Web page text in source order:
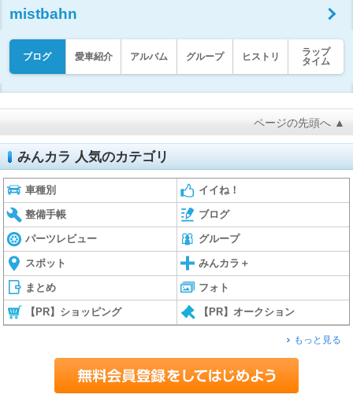
mistbahn
ブログ 愛車紹介 アルバム グループ ヒストリ
ラップ
タイム
ページの先頭へ ▲
みんカラ 人気のカテゴリ
車種別 イイね！
整備手帳 ブログ
パーツレビュー グループ
スポット みんカラ＋
まとめ フォト
【PR】ショッピング 【PR】オークション
もっと見る